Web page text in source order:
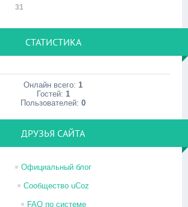
31
СТАТИСТИКА
Онлайн всего: 1
Гостей: 1
Пользователей: 0
ДРУЗЬЯ САЙТА
Официальный блог
Сообщество uCoz
FAQ по системе